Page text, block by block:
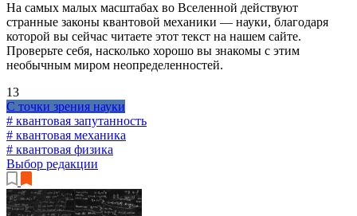
На самых малых масштабах во Вселенной действуют
странные законы квантовой механики — науки, благодаря
которой вы сейчас читаете этот текст на нашем сайте.
Проверьте себя, насколько хорошо вы знакомы с этим
необычным миром неопределенностей.
13
С точки зрения науки
# квантовая запутанность
# квантовая механика
# квантовая физика
Выбор редакции